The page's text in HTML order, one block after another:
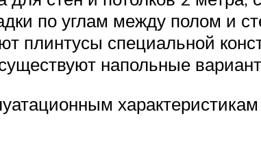
по углам между полом и
плинтусы специальной
напольные